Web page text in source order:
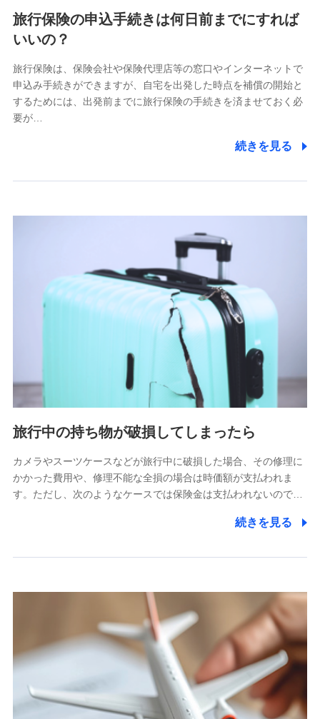
旅行保険の申込手続きは何日前までにすれば
いいの？
旅行保険は、保険会社や保険代理店等の窓口やインターネットで
申込み手続きができますが、自宅を出発した時点を補償の開始と
するためには、出発前までに旅行保険の手続きを済ませておく必
要が…
続きを見る
旅行中の持ち物が破損してしまったら
カメラやスーツケースなどが旅行中に破損した場合、その修理に
かかった費用や、修理不能な全損の場合は時価額が支払われま
す。ただし、次のようなケースでは保険金は支払われないので…
続きを見る